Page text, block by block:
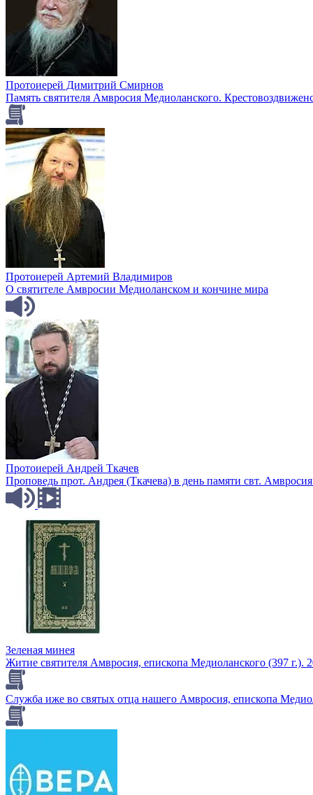
Протоиерей Димитрий Смирнов
Память святителя Амвросия Медиоланского.
Протоиерей Артемий Владимиров
О святителе Амвросии Медиоланском и кончине мира
Протоиерей Андрей Ткачев
Проповедь прот. Андрея (Ткачева) в день памяти свт.
Зеленая минея
Житие святителя Амвросия, епископа Медиоланского (397 г.).
Служба иже во святых отца нашего Амвросия, епископа